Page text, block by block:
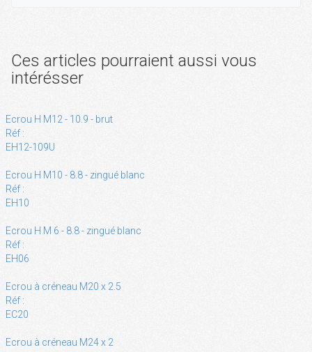
Ces articles pourraient aussi vous
intérésser
Ecrou H M12 - 10.9 - brut
Réf :
EH12-109U
Ecrou H M10 - 8.8 - zingué blanc
Réf :
EH10
Ecrou H M 6 - 8.8 - zingué blanc
Réf :
EH06
Ecrou à créneau M20 x 2.5
Réf :
EC20
Ecrou à créneau M24 x 2